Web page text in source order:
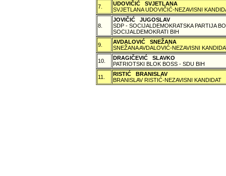
7.
UDOVIČIĆ SVJETLANA
SVJETLANA UDOVIČIĆ-NEZAVISNI
8.
JOVIČIĆ JUGOSLAV
SDP - SOCIJALDEMOKRATSKA PARTIJA
SOCIJALDEMOKRATI BIH
9.
AVDALOVIĆ SNEŽANA
SNEŽANA AVDALOVIĆ-NEZAVISNI
10.
DRAGIČEVIĆ SLAVKO
PATRIOTSKI BLOK BOSS - SDU BIH
11.
RISTIĆ BRANISLAV
BRANISLAV RISTIĆ-NEZAVISNI KANDIDAT